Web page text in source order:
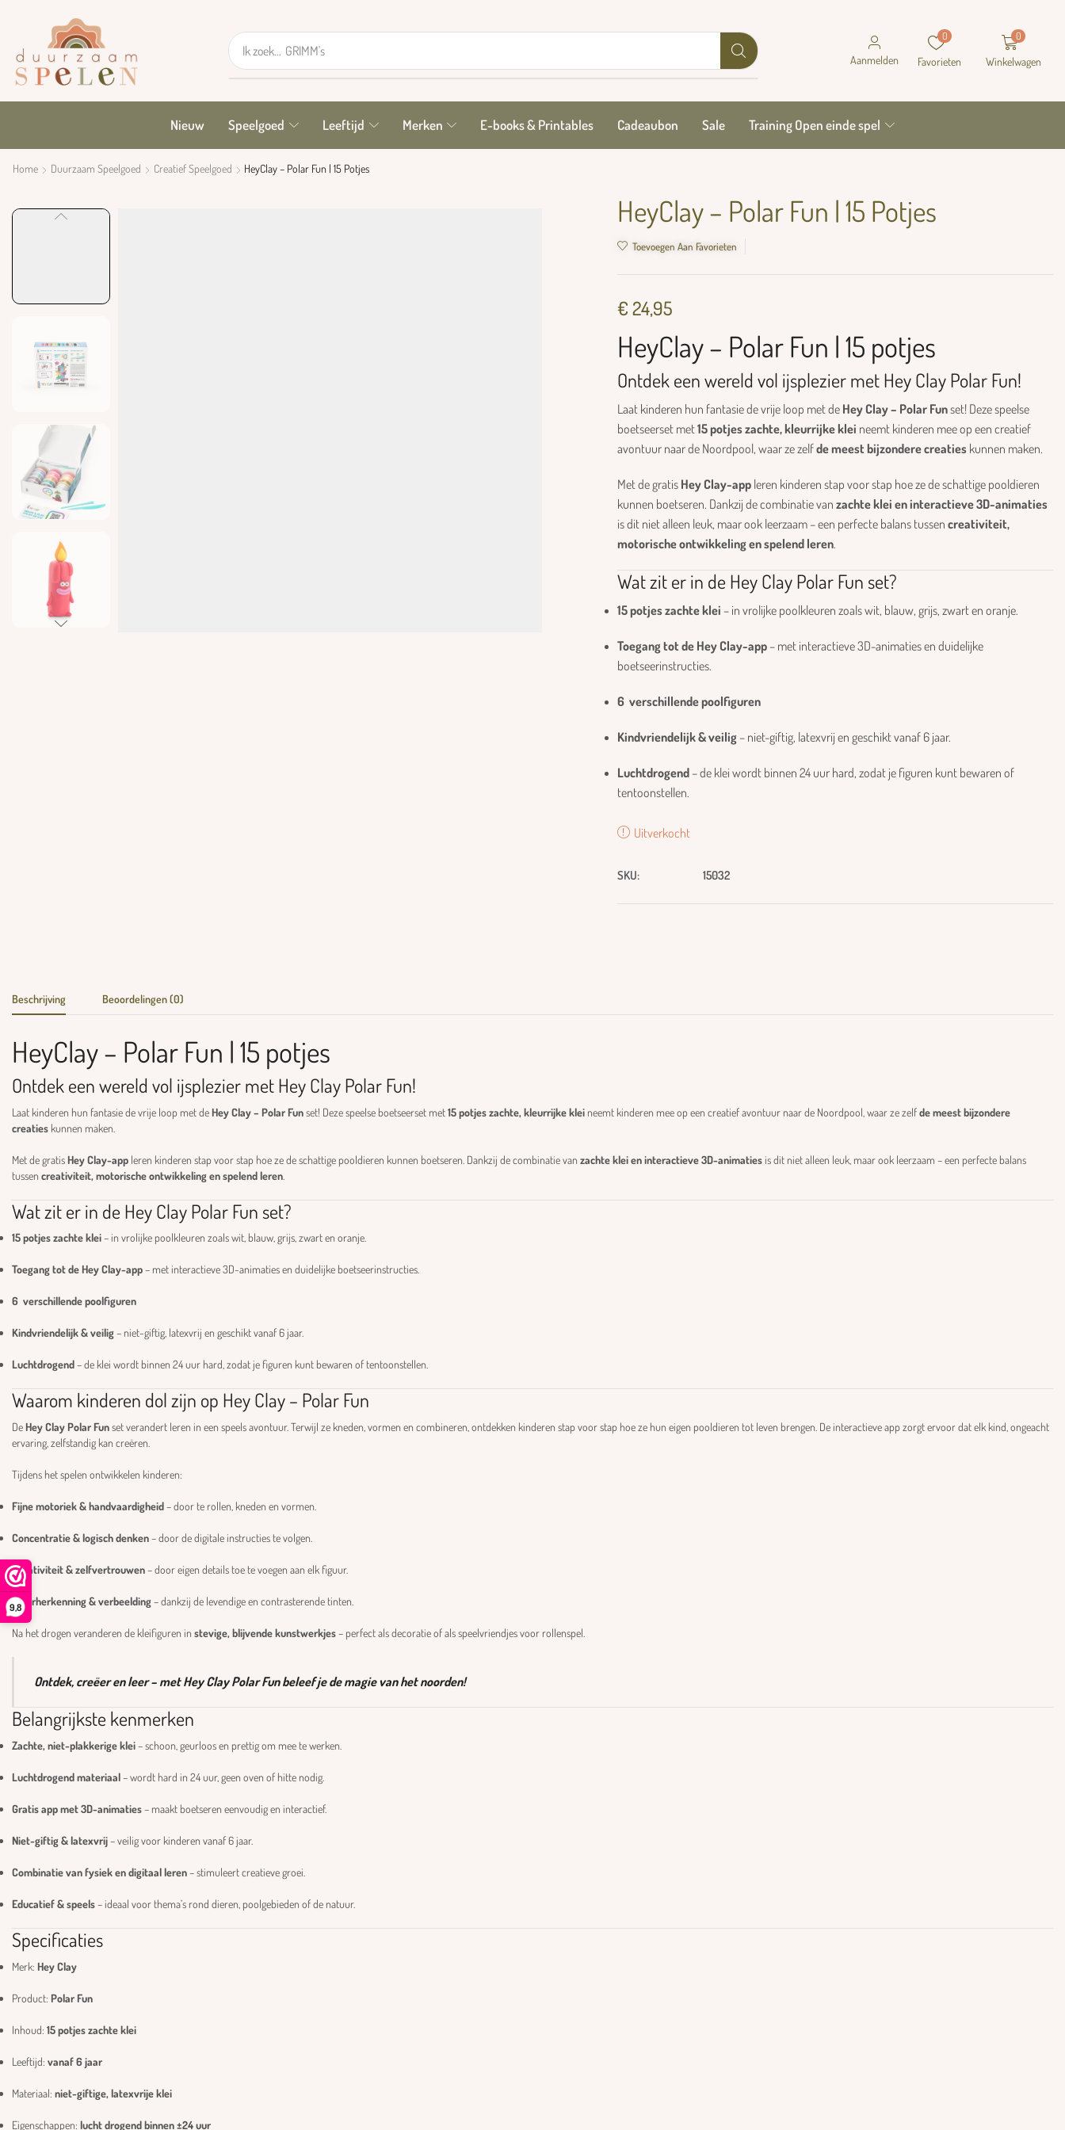
9,8
Ik zoek... GRIMM's
Aanmelden
0
Favorieten
0
Winkelwagen
Nieuw Speelgoed Leeftijd Merken E-books & Printables Cadeaubon Sale Training Open einde spel
Home Duurzaam Speelgoed Creatief Speelgoed HeyClay – Polar Fun | 15 Potjes
HeyClay – Polar Fun | 15 Potjes
Toevoegen Aan Favorieten
€ 24,95
HeyClay – Polar Fun | 15 potjes
Ontdek een wereld vol ijsplezier met Hey Clay Polar Fun!
Laat kinderen hun fantasie de vrije loop met de Hey Clay – Polar Funset! Deze speelse
boetseerset met15 potjes zachte, kleurrijke klei neemt kinderen mee op een creatief
avontuur naar de Noordpool, waar ze zelfde meest bijzondere creatieskunnen maken.
Met de gratis Hey Clay-appleren kinderen stap voor stap hoe ze de schattige pooldieren
kunnen boetseren. Dankzij de combinatie van zachte klei en interactieve 3D-animaties
is dit niet alleen leuk, maar ook leerzaam – een perfecte balans tussen creativiteit,
motorische ontwikkeling en spelend leren.
Wat zit er in de Hey Clay Polar Fun set?
15 potjes zachte klei – in vrolijke poolkleuren zoals wit, blauw, grijs, zwart en oranje.
Toegang tot de Hey Clay-app– met interactieve 3D-animaties en duidelijke
boetseerinstructies.
6 verschillende poolfiguren
Kindvriendelijk & veilig– niet-giftig, latexvrij en geschikt vanaf 6 jaar.
Luchtdrogend– de klei wordt binnen 24 uur hard, zodat je figuren kunt bewaren of
tentoonstellen.
Uitverkocht
SKU: 15032
Beschrijving Beoordelingen (0)
HeyClay – Polar Fun | 15 potjes
Ontdek een wereld vol ijsplezier met Hey Clay Polar Fun!
Laat kinderen hun fantasie de vrije loop met deHey Clay – Polar Funset! Deze speelse boetseerset met15 potjes zachte, kleurrijke klei neemt kinderen mee op een creatief avontuur naar de Noordpool, waar ze zelfde meest bijzondere
creaties kunnen maken.
Met de gratisHey Clay-app leren kinderen stap voor stap hoe ze de schattige pooldieren kunnen boetseren. Dankzij de combinatie van zachte klei en interactieve 3D-animaties is dit niet alleen leuk, maar ook leerzaam – een perfecte balans
tussen creativiteit, motorische ontwikkeling en spelend leren
Wat zit er in de Hey Clay Polar Fun set?
15 potjes zachte klei– in vrolijke poolkleuren zoals wit, blauw, grijs, zwart en oranje.
Toegang tot de Hey Clay-app– met interactieve 3D-animaties en duidelijke boetseerinstructies.
6 verschillende poolfiguren
Kindvriendelijk & veilig– niet-giftig, latexvrij en geschikt vanaf 6 jaar.
Luchtdrogend– de klei wordt binnen 24 uur hard, zodat je figuren kunt bewaren of tentoonstellen.
Waarom kinderen dol zijn op Hey Clay – Polar Fun
DeHey Clay Polar Funset verandert leren in een speels avontuur. Terwijl ze kneden, vormen en combineren, ontdekken kinderen stap voor stap hoe ze hun eigen pooldieren tot leven brengen. De interactieve app zorgt ervoor dat elk kind, ongeacht
ervaring, zelfstandig kan creëren.
Tijdens het spelen ontwikkelen kinderen:
Fijne motoriek & handvaardigheid– door te rollen, kneden en vormen.
Concentratie & logisch denken– door de digitale instructies te volgen.
Creativiteit & zelfvertrouwen– door eigen details toe te voegen aan elk figuur.
Kleurherkenning & verbeelding– dankzij de levendige en contrasterende tinten.
Na het drogen veranderen de kleifiguren in stevige, blijvende kunstwerkjes– perfect als decoratie of als speelvriendjes voor rollenspel.
Ontdek, creëer en leer – met Hey Clay Polar Fun beleef je de magie van het noorden!
Belangrijkste kenmerken
Zachte, niet-plakkerige klei– schoon, geurloos en prettig om mee te werken.
Luchtdrogend materiaal– wordt hard in 24 uur, geen oven of hitte nodig.
Gratis app met 3D-animaties– maakt boetseren eenvoudig en interactief.
Niet-giftig & latexvrij– veilig voor kinderen vanaf 6 jaar.
Combinatie van fysiek en digitaal leren– stimuleert creatieve groei.
Educatief & speels– ideaal voor thema’s rond dieren, poolgebieden of de natuur.
Specificaties
Merk: Hey Clay
Product: Polar Fun
Inhoud: 15 potjes zachte klei
Leeftijd: vanaf 6 jaar
Materiaal: niet-giftige, latexvrije klei
Eigenschappen: lucht drogend binnen ±24 uur